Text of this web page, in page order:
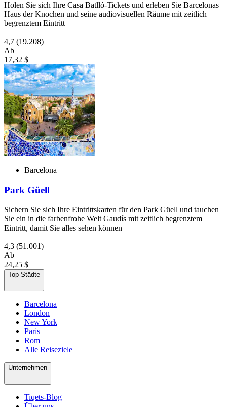
Holen Sie sich Ihre Casa Batlló-Tickets und erleben Sie Barcelonas
Haus der Knochen und seine audiovisuellen Räume mit zeitlich
begrenztem Eintritt
4,7 (19.208)
Ab
17,32 $
Barcelona
Park Güell
Sichern Sie sich Ihre Eintrittskarten für den Park Güell und tauchen
Sie ein in die farbenfrohe Welt Gaudís mit zeitlich begrenztem
Eintritt, damit Sie alles sehen können
4,3 (51.001)
Ab
24,25 $
Top-Städte
Barcelona
London
New York
Paris
Rom
Alle Reiseziele
Unternehmen
Tiqets-Blog